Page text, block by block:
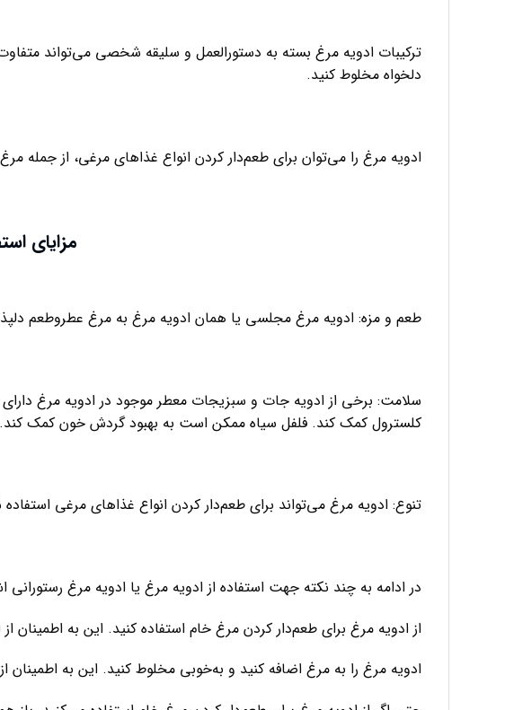
ترکیبات ادویه مرغ بسته به دستورالعمل و سلیقه شخصی می‌تواند
دلخواه مخلوط کنید.
ادویه مرغ را می‌توان برای طعم‌دار کردن انواع غذاهای مرغی، از جمله
مزایای
طعم و مزه: ادویه مرغ مجلسی یا همان ادویه مرغ به مرغ عطروطعم
سلامت: برخی از ادویه جات و سبزیجات معطر موجود در ادویه مرغ
کلسترول کمک کند. فلفل سیاه ممکن است به بهبود گردش خون کمک کند.
تنوع: ادویه مرغ می‌تواند برای طعم‌دار کردن انواع غذاهای مرغی
در ادامه به چند نکته جهت استفاده از ادویه مرغ یا ادویه مرغ رستورانی
از ادویه مرغ برای طعم‌دار کردن مرغ خام استفاده کنید. این به
ادویه مرغ را به مرغ اضافه کنید و به‌خوبی مخلوط کنید. این به